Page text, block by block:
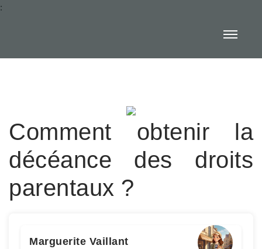
:
Comment obtenir la
décéance des droits
parentaux ?
Marguerite Vaillant